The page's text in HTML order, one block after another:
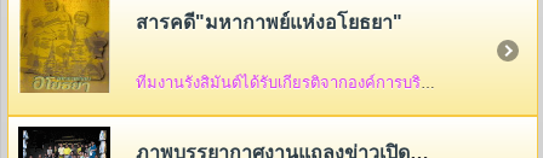
สารคดี"มหากาพย์แห่งอโยธยา"
ภาพบรรยากาศงานแถลงข่าวเปิดตัว"มหากาพย์แห่งอโยธยา"